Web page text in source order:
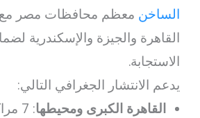
الساخن معظم محافظات مصر مع
القاهرة والجيزة والإسكندرية
الاستجابة.
يدعم الانتشار الجغرافي التالي:
القاهرة الكبرى ومحيطها
: 7